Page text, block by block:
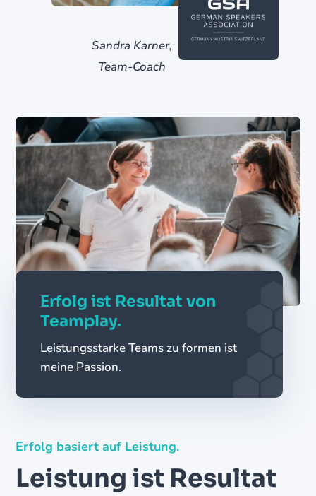
Sandra Karner,
Team-Coach
Erfolg ist Resultat von
Teamplay.
Leistungsstarke Teams zu formen ist
meine Passion.
Erfolg basiert auf Leistung.
Leistung ist Resultat